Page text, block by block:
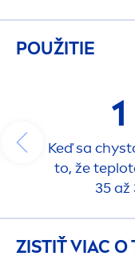
POUŽITIE
1
Keď sa
to, že
35 až
ZISTIŤ VIAC O